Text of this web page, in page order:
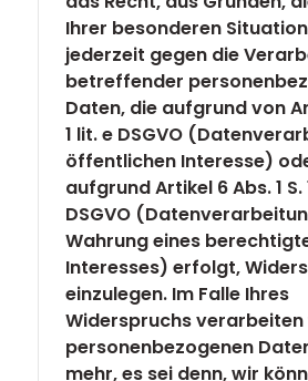
Ihrer besonderen
jederzeit gegen die
betreffender
Daten, die aufgrund von
1 lit. e DSGVO
öffentlichen Interesse)
aufgrund Artikel 6 Abs. 1 S.
DSGVO
Wahrung eines
Interesses) erfolgt,
einzulegen. Im Falle Ihres
Widerspruchs verarbeiten
personenbezogenen
mehr, es sei denn, wir